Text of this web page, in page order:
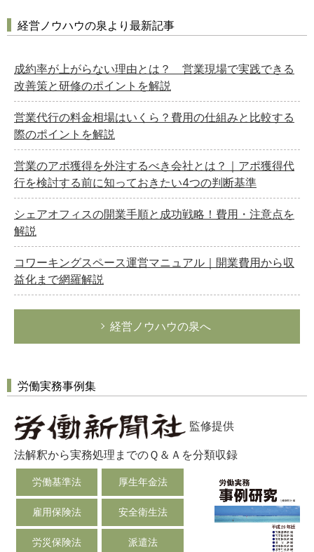
経営ノウハウの泉より最新記事
成約率が上がらない理由とは？ 営業現場で実践できる
改善策と研修のポイントを解説
営業代行の料金相場はいくら？費用の仕組みと比較する
際のポイントを解説
営業のアポ獲得を外注するべき会社とは？｜アポ獲得代
行を検討する前に知っておきたい4つの判断基準
シェアオフィスの開業手順と成功戦略！費用・注意点を
解説
コワーキングスペース運営マニュアル｜開業費用から収
益化まで網羅解説
経営ノウハウの泉へ
労働実務事例集
監修提供
法解釈から実務処理までのＱ＆Ａを分類収録
労働基準法 厚生年金法
雇用保険法 安全衛生法
労災保険法 派遣法